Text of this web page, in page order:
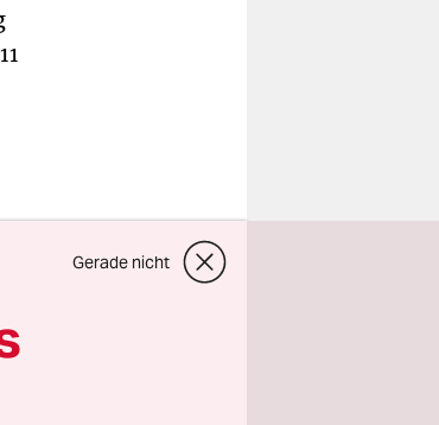
Gerade nicht